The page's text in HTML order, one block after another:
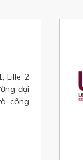
Lille 2
đại
công